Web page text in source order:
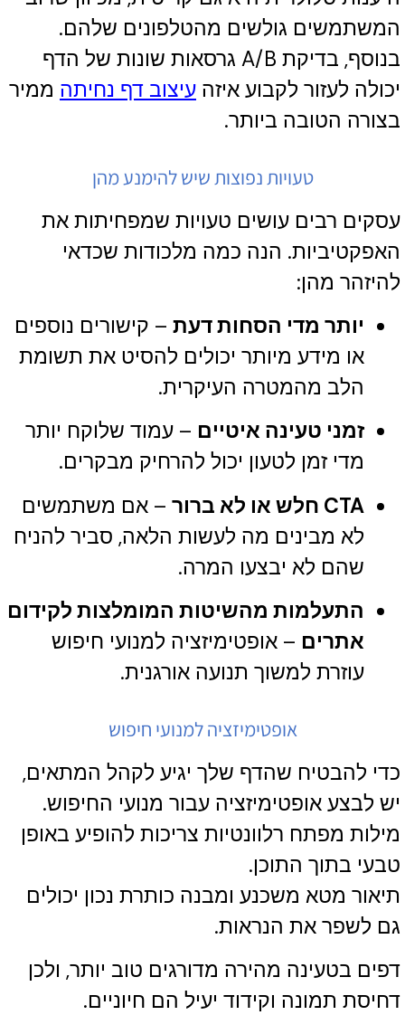
המשתמשים גולשים מהטלפונים שלהם.
בנוסף, בדיקת A/B גרסאות שונות של הדף
יכולה לעזור לקבוע איזה עיצוב דף נחיתה ממיר
בצורה הטובה ביותר.
טעויות נפוצות שיש להימנע מהן
עסקים רבים עושים טעויות שמפחיתות את
האפקטיביות. הנה כמה מלכודות שכדאי
להיזהר מהן:
יותר מדי הסחות דעת – קישורים נוספים
או מידע מיותר יכולים להסיט את תשומת
הלב מהמטרה העיקרית.
זמני טעינה איטיים – עמוד שלוקח יותר
מדי זמן לטעון יכול להרחיק מבקרים.
CTA חלש או לא ברור
– אם משתמשים
לא מבינים מה לעשות הלאה, סביר להניח
שהם לא יבצעו המרה.
התעלמות מהשיטות המומלצות לקידום
אתרים – אופטימיזציה למנועי חיפוש
עוזרת למשוך תנועה אורגנית.
אופטימיזציה למנועי חיפוש
כדי להבטיח שהדף שלך יגיע לקהל המתאים,
יש לבצע אופטימיזציה עבור מנועי החיפוש.
מילות מפתח רלוונטיות צריכות להופיע באופן
טבעי בתוך התוכן.
תיאור מטא משכנע ומבנה כותרת נכון יכולים
גם לשפר את הנראות.
דפים בטעינה מהירה מדורגים טוב יותר, ולכן
דחיסת תמונה וקידוד יעיל הם חיוניים.